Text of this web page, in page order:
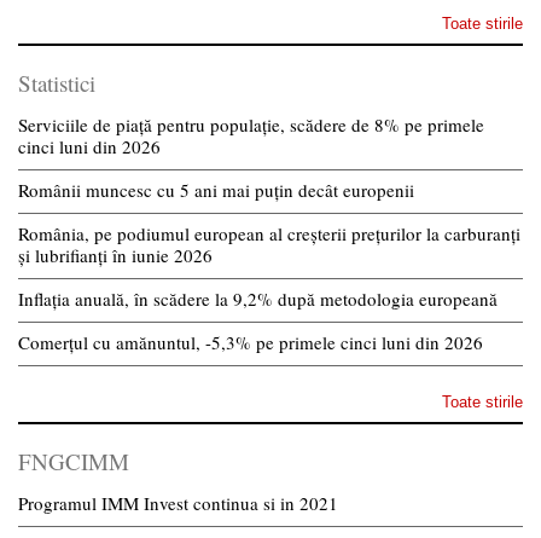
Toate stirile
Statistici
Serviciile de piață pentru populație, scădere de 8% pe primele
cinci luni din 2026
Românii muncesc cu 5 ani mai puțin decât europenii
România, pe podiumul european al creșterii prețurilor la carburanți
și lubrifianți în iunie 2026
Inflația anuală, în scădere la 9,2% după metodologia europeană
Comerțul cu amănuntul, -5,3% pe primele cinci luni din 2026
Toate stirile
FNGCIMM
Programul IMM Invest continua si in 2021